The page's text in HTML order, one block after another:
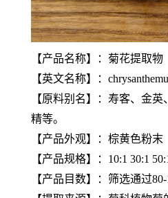
【产品名称】：菊花提取物
【英文名称】：
【原料别名】：寿客、金
精等。
【产品外观】：棕黄色粉末
【产品规格】：10:1 30:1
【产品目数】：筛选通过80-